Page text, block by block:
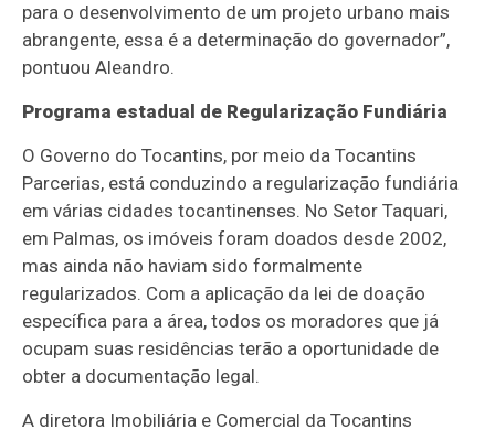
para o desenvolvimento de um projeto urbano mais
abrangente, essa é a determinação do governador”,
pontuou Aleandro.
Programa estadual de Regularização Fundiária
O Governo do Tocantins, por meio da Tocantins
Parcerias, está conduzindo a regularização fundiária
em várias cidades tocantinenses. No Setor Taquari,
em Palmas, os imóveis foram doados desde 2002,
mas ainda não haviam sido formalmente
regularizados. Com a aplicação da lei de doação
específica para a área, todos os moradores que já
ocupam suas residências terão a oportunidade de
obter a documentação legal.
A diretora Imobiliária e Comercial da Tocantins